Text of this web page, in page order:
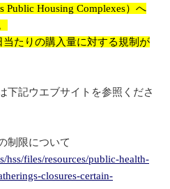
Public Housing Complexes）へ
たりの購入量に対する規制が
下記ウエブサイトを参照くださ
制限について
hss/files/resources/public-health-
closures-certain-